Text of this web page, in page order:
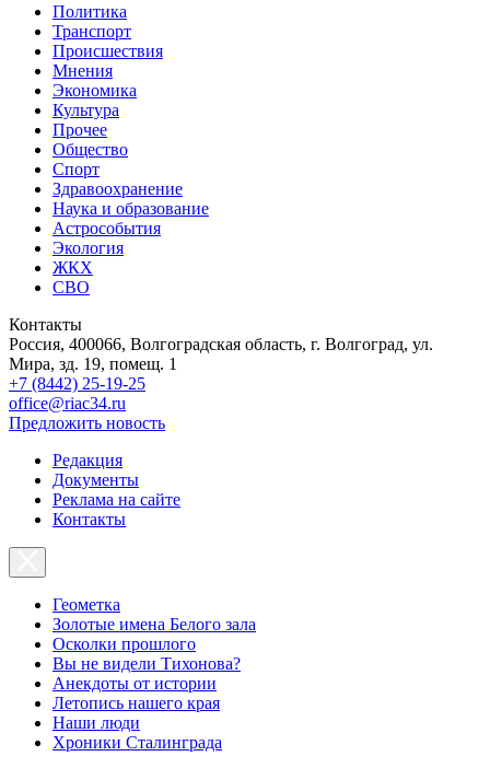
Политика
Транспорт
Происшествия
Мнения
Экономика
Культура
Прочее
Общество
Спорт
Здравоохранение
Наука и образование
Астрособытия
Экология
ЖКХ
СВО
Контакты
Россия, 400066, Волгоградская область, г. Волгоград, ул.
Мира, зд. 19, помещ. 1
+7 (8442) 25-19-25
office@riac34.ru
Предложить новость
Редакция
Документы
Реклама на сайте
Контакты
Геометка
Золотые имена Белого зала
Осколки прошлого
Вы не видели Тихонова?
Анекдоты от истории
Летопись нашего края
Наши люди
Хроники Сталинграда